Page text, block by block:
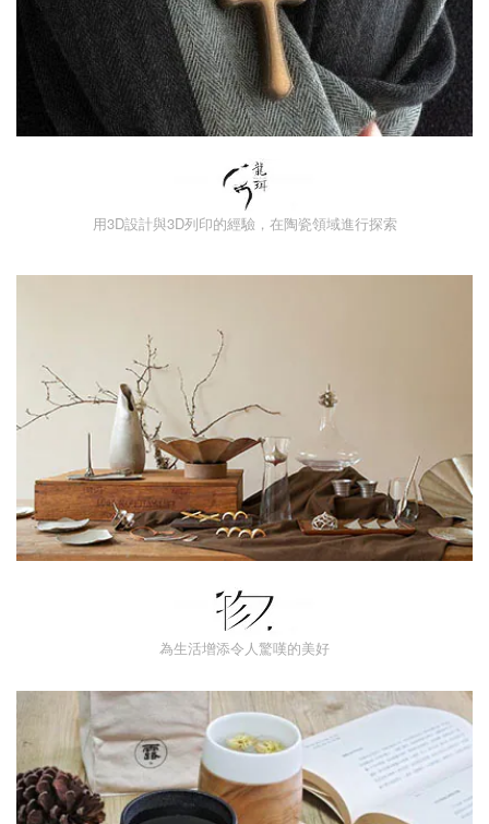
用3D設計與3D列印的經驗，在陶瓷領域進行探索
為生活增添令人驚嘆的美好